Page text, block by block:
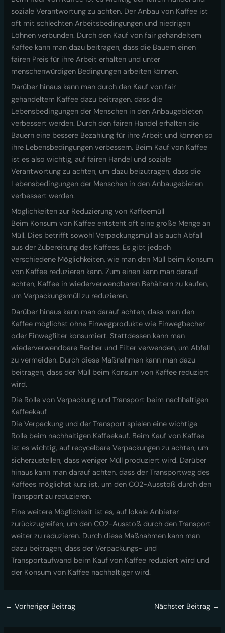
soziale Verantwortung zu achten. Der Anbau von Kaffee ist
oft mit schlechten Arbeitsbedingungen und niedrigen
Löhnen verbunden. Durch den Kauf von fair gehandeltem
Kaffee kann man dazu beitragen, dass die Bauern einen
fairen Preis für ihre Arbeit erhalten und unter
menschenwürdigen Bedingungen arbeiten können.
Darüber hinaus kann man durch den Kauf von fair
gehandeltem Kaffee dazu beitragen, dass die
Lebensbedingungen der Menschen in den Anbaugebieten
verbessert werden. Durch den fairen Handel erhalten die
Bauern eine bessere Bezahlung für ihre Arbeit und können so
ihre Lebensbedingungen verbessern. Beim Kauf von Kaffee
ist es also wichtig, auf fairen Handel und soziale
Verantwortung zu achten, um dazu beizutragen, dass die
Lebensbedingungen der Menschen in den Anbaugebieten
verbessert werden.
Möglichkeiten zur Reduzierung von Kaffeemüll
Beim Konsum von Kaffee entsteht oft eine große Menge an
Müll. Dies betrifft sowohl Verpackungsmüll als auch Abfall
aus der Zubereitung des Kaffees. Es gibt jedoch
verschiedene Möglichkeiten, wie man den Müll beim Konsum
von Kaffee reduzieren kann. Zum einen kann man darauf
achten, Kaffee in wiederverwendbaren Behältern zu kaufen,
um Verpackungsmüll zu reduzieren.
Darüber hinaus kann man darauf achten, dass man den
Kaffee möglichst ohne Einwegprodukte wie Einwegbecher
oder Einwegfilter konsumiert. Stattdessen kann man
wiederverwendbare Becher und Filter verwenden, um Abfall
zu vermeiden. Durch diese Maßnahmen kann man dazu
beitragen, dass der Müll beim Konsum von Kaffee reduziert
wird.
Die Rolle von Verpackung und Transport beim nachhaltigen
Kaffeekauf
Die Verpackung und der Transport spielen eine wichtige
Rolle beim nachhaltigen Kaffeekauf. Beim Kauf von Kaffee
ist es wichtig, auf recycelbare Verpackungen zu achten, um
sicherzustellen, dass weniger Müll produziert wird. Darüber
hinaus kann man darauf achten, dass der Transportweg des
Kaffees möglichst kurz ist, um den CO2-Ausstoß durch den
Transport zu reduzieren.
Eine weitere Möglichkeit ist es, auf lokale Anbieter
zurückzugreifen, um den CO2-Ausstoß durch den Transport
weiter zu reduzieren. Durch diese Maßnahmen kann man
dazu beitragen, dass der Verpackungs- und
Transportaufwand beim Kauf von Kaffee reduziert wird und
der Konsum von Kaffee nachhaltiger wird.
← Vorheriger Beitrag Nächster Beitrag →